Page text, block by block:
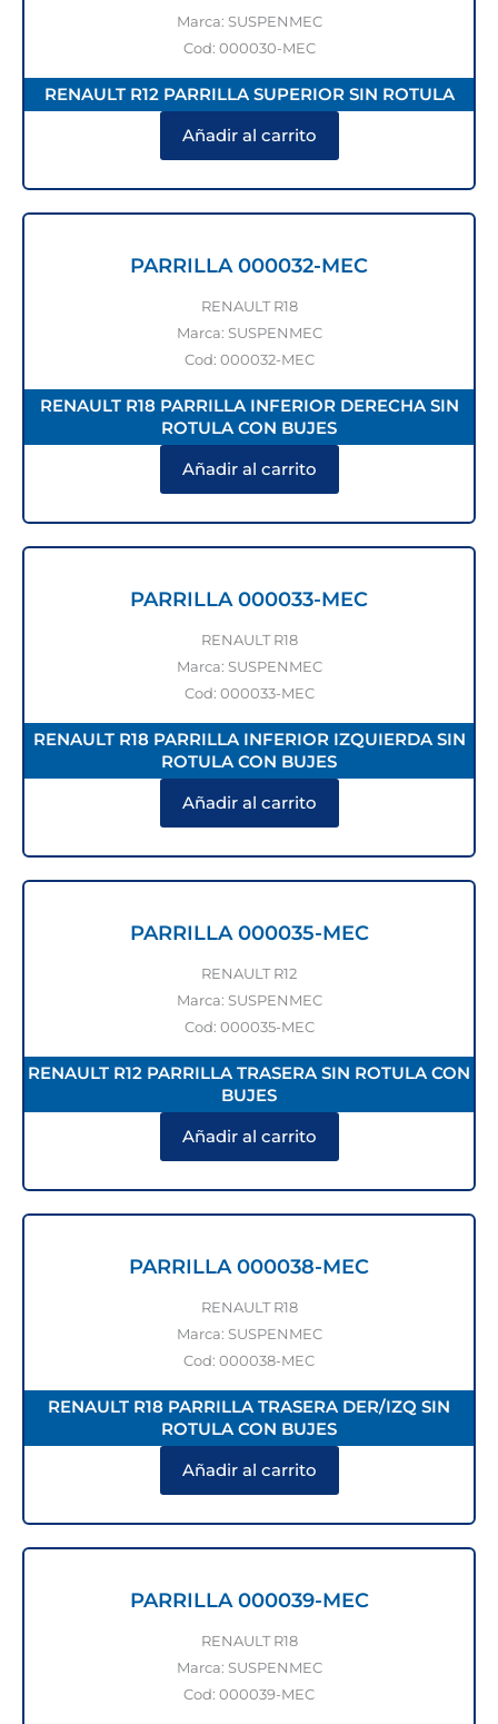
Marca: SUSPENMEC
Cod: 000030-MEC
RENAULT R12 PARRILLA SUPERIOR SIN ROTULA
Añadir al carrito
PARRILLA 000032-MEC
RENAULT R18
Marca: SUSPENMEC
Cod: 000032-MEC
RENAULT R18 PARRILLA INFERIOR DERECHA SIN
ROTULA CON BUJES
Añadir al carrito
PARRILLA 000033-MEC
RENAULT R18
Marca: SUSPENMEC
Cod: 000033-MEC
RENAULT R18 PARRILLA INFERIOR IZQUIERDA SIN
ROTULA CON BUJES
Añadir al carrito
PARRILLA 000035-MEC
RENAULT R12
Marca: SUSPENMEC
Cod: 000035-MEC
RENAULT R12 PARRILLA TRASERA SIN ROTULA CON
BUJES
Añadir al carrito
PARRILLA 000038-MEC
RENAULT R18
Marca: SUSPENMEC
Cod: 000038-MEC
RENAULT R18 PARRILLA TRASERA DER/IZQ SIN
ROTULA CON BUJES
Añadir al carrito
PARRILLA 000039-MEC
RENAULT R18
Marca: SUSPENMEC
Cod: 000039-MEC